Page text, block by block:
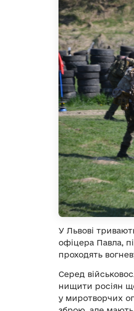
У Львові
офіцера Павла,
проходять
Серед
нищити росіян
у миротворчих